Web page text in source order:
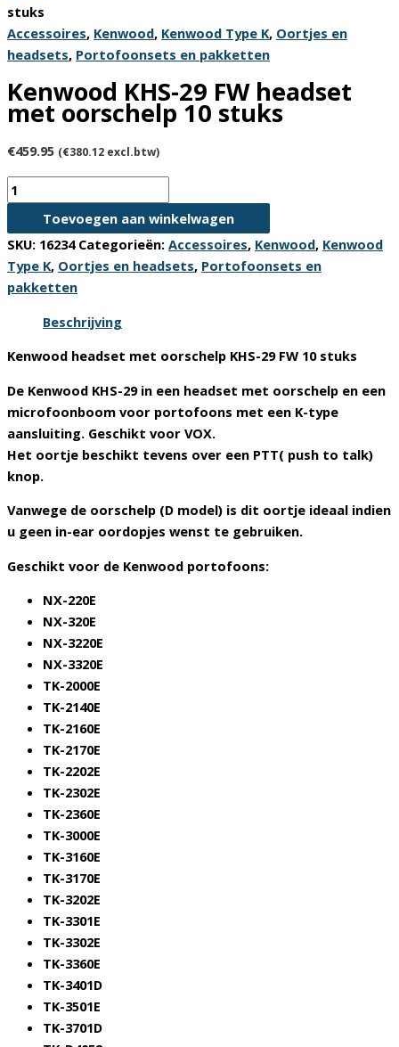
stuks
Accessoires, Kenwood, Kenwood Type K, Oortjes en
headsets, Portofoonsets en pakketten
Kenwood KHS-29 FW headset
met oorschelp 10 stuks
€459.95 (€380.12 excl.btw)
Kenwood
KHS-
29
FW
headset
met
oorschelp
stuks
Toevoegen aan winkelwagen
SKU: 16234 Categorieën: Accessoires, Kenwood, Kenwood
Type K, Oortjes en headsets, Portofoonsets en
pakketten
Beschrijving
Kenwood headset met oorschelp KHS-29 FW 10 stuks
De Kenwood KHS-29 in een headset met oorschelp en een
microfoonboom voor portofoons met een K-type
aansluiting. Geschikt voor VOX.
Het oortje beschikt tevens over een PTT( push to talk)
knop.
Vanwege de oorschelp (D model) is dit oortje ideaal indien
u geen in-ear oordopjes wenst te gebruiken.
Geschikt voor de Kenwood portofoons:
NX-220E
NX-320E
NX-3220E
NX-3320E
TK-2000E
TK-2140E
TK-2160E
TK-2170E
TK-2202E
TK-2302E
TK-2360E
TK-3000E
TK-3160E
TK-3170E
TK-3202E
TK-3301E
TK-3302E
TK-3360E
TK-3401D
TK-3501E
TK-3701D